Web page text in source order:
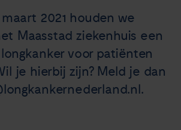
maart 2021 houden we
Maasstad ziekenhuis een
voor patiënten
je hierbij zijn? Meld je dan